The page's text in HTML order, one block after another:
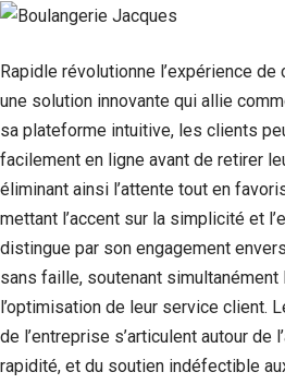
Rapidle révolutionne l’expérience
une solution innovante qui allie
sa plateforme intuitive, les clients
facilement en ligne avant de retirer
éliminant ainsi l’attente tout en
mettant l’accent sur la simplicité et
distingue par son engagement
sans faille, soutenant
l’optimisation de leur service client.
de l’entreprise s’articulent autour de
rapidité, et du soutien indéfectible